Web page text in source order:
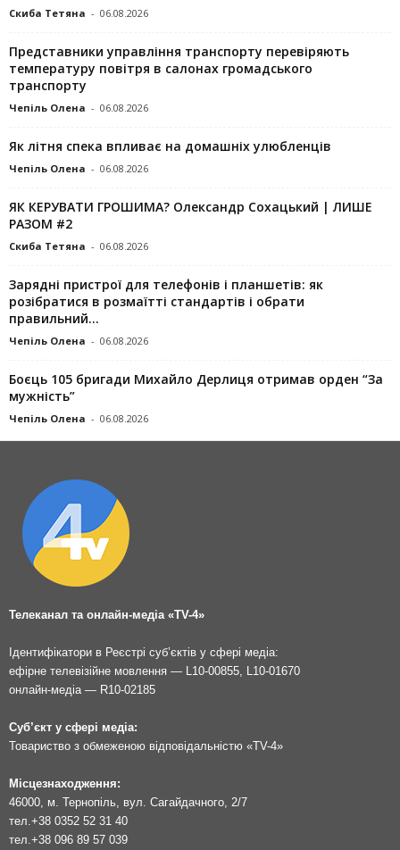
Скиба Тетяна - 06.08.2026
Представники управління транспорту перевіряють
температуру повітря в салонах громадського
транспорту
Чепіль Олена - 06.08.2026
Як літня спека впливає на домашніх улюбленців
Чепіль Олена - 06.08.2026
ЯК КЕРУВАТИ ГРОШИМА? Олександр Сохацький | ЛИШЕ
РАЗОМ #2
Скиба Тетяна - 06.08.2026
Зарядні пристрої для телефонів і планшетів: як
розібратися в розмаїтті стандартів і обрати
правильний...
Чепіль Олена - 06.08.2026
Боєць 105 бригади Михайло Дерлиця отримав орден “За
мужність”
Чепіль Олена - 06.08.2026
Телеканал та онлайн-медіа «TV-4»
Ідентифікатори в Реєстрі суб’єктів у сфері медіа:
ефірне телевізійне мовлення — L10-00855, L10-01670
онлайн-медіа — R10-02185
Суб’єкт у сфері медіа:
Товариство з обмеженою відповідальністю «TV-4»
Місцезнаходження:
46000, м. Тернопіль, вул. Сагайдачного, 2/7
тел. +38 0352 52 31 40
тел. +38 096 89 57 039